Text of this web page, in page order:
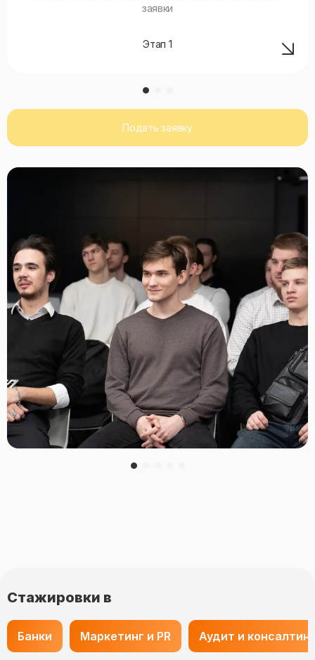
заявки
Этап 1
Подать заявку
Стажировки в
Банки Маркетинг и PR Аудит и консалтинг